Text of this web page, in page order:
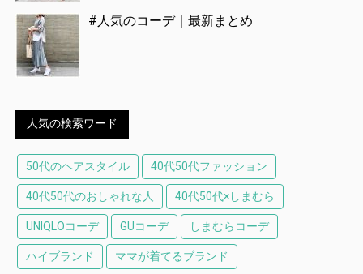
#人気のコーデ｜最新まとめ
人気の検索ワード
50代のヘアスタイル 40代50代ファッション
40代50代のおしゃれな人 40代50代×しまむら
UNIQLOコーデ GUコーデ しまむらコーデ
ハイブランド ママが着てるブランド